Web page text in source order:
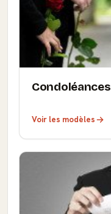
Condoléances
Voir les modèles